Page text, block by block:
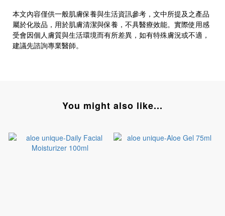
本文內容僅供一般肌膚保養與生活資訊參考，文中所提及之產品
屬於化妝品，用於肌膚清潔與保養，不具醫療效能。實際使用感
受會因個人膚質與生活環境而有所差異，如有特殊膚況或不適，
建議先諮詢專業醫師。
You might also like...